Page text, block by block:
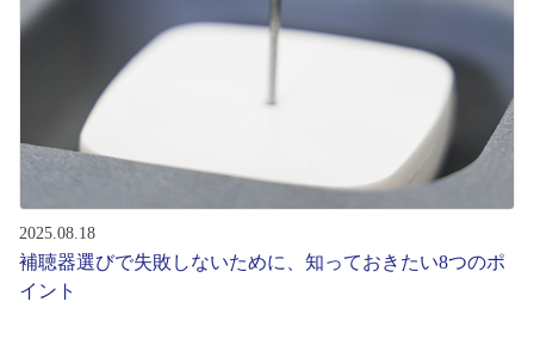
スタッフコンテンツ一覧
コーディネート
レビュー
ブログ
2025.08.18
補聴器選びで失敗しないために、知っておきたい8つのポ
イント